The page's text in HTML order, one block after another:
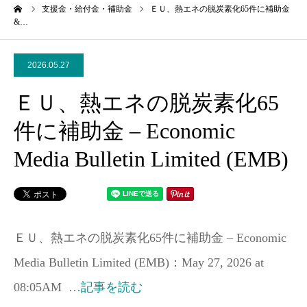
支援金・給付金・補助金
ＥＵ、熱エネの脱炭素化65件に補助金
&…
2026.05.27
ＥＵ、熱エネの脱炭素化65
件に補助金 – Economic
Media Bulletin Limited (EMB)
ＥＵ、熱エネの脱炭素化65件に補助金 – Economic
Media Bulletin Limited (EMB)：May 27, 2026 at
08:05AM …記事を読む